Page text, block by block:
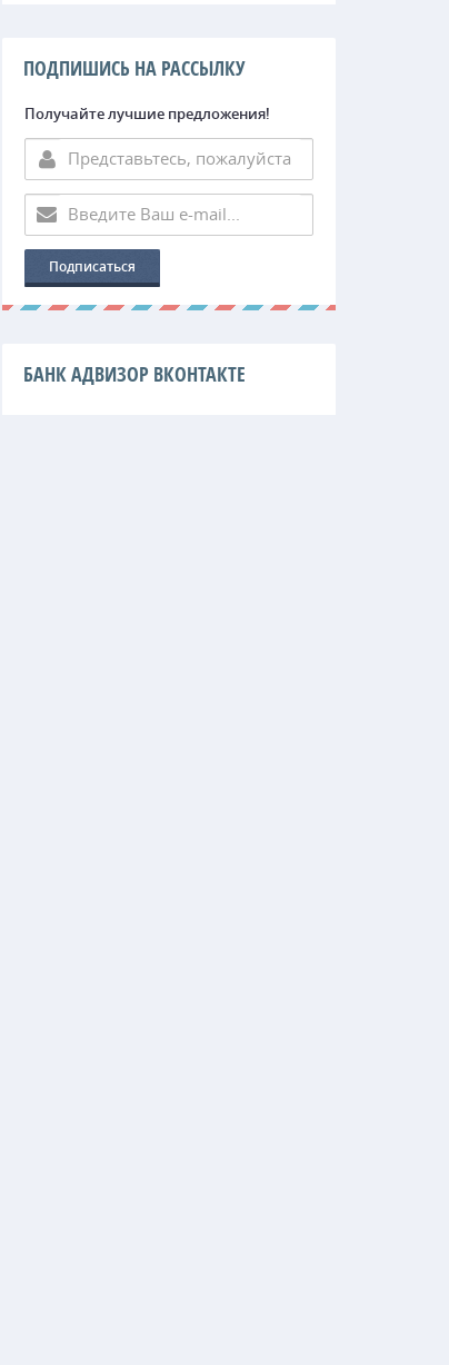
ПОДПИШИСЬ НА РАССЫЛКУ
Получайте лучшие предложения!
БАНК АДВИЗОР ВКОНТАКТЕ